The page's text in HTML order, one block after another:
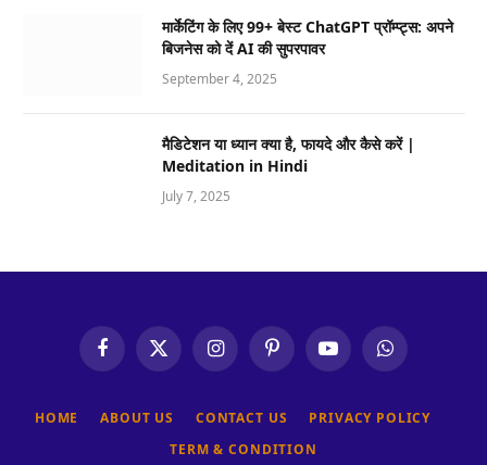
मार्केटिंग के लिए 99+ बेस्ट ChatGPT प्रॉम्प्ट्स: अपने
बिजनेस को दें AI की सुपरपावर
September 4, 2025
मैडिटेशन या ध्यान क्या है, फायदे और कैसे करें |
Meditation in Hindi
July 7, 2025
FacebookX
(Twitter)
InstagramPinterestYouTubeWhatsApp
HOME ABOUT US CONTACT US
PRIVACY POLICY
TERM & CONDITION